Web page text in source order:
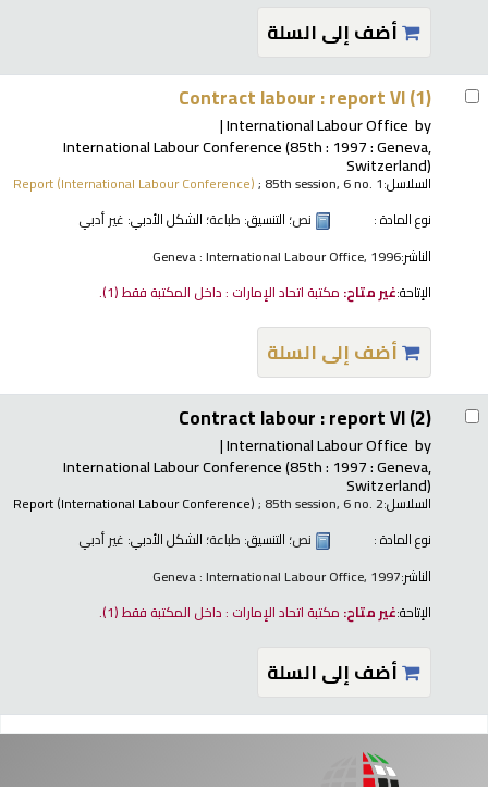
أضف إلى السلة
Contract labour : report VI (1)
by
International Labour Office
International Labour Conference(85th : 1997 : Geneva,
Switzerland)
السلاسل: Report (International Labour Conference); 85th session, 6 no. 1
نوع المادة :
نص؛ التنسيق: طباعة؛ الشكل الأدبي: غير أدبي
الناشر:Geneva : International Labour Office, 1996
الإتاحة:غير متاح: مكتبة اتحاد الإمارات : داخل المكتبة فقط(1).
أضف إلى السلة
Contract labour : report VI (2)
by
International Labour Office
International Labour Conference(85th : 1997 : Geneva,
Switzerland)
السلاسل: Report (International Labour Conference); 85th session, 6 no. 2
نوع المادة :
نص؛ التنسيق: طباعة؛ الشكل الأدبي: غير أدبي
الناشر:Geneva : International Labour Office, 1997
الإتاحة:غير متاح: مكتبة اتحاد الإمارات : داخل المكتبة فقط(1).
أضف إلى السلة